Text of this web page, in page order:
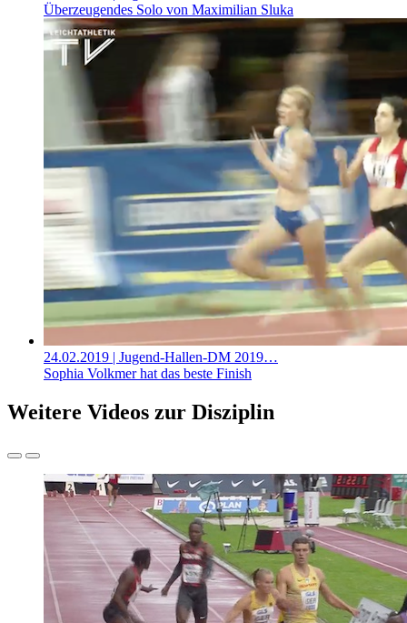
Überzeugendes Solo von Maximilian Sluka
24.02.2019 | Jugend-Hallen-DM 2019…
Sophia Volkmer hat das beste Finish
Weitere Videos zur Disziplin